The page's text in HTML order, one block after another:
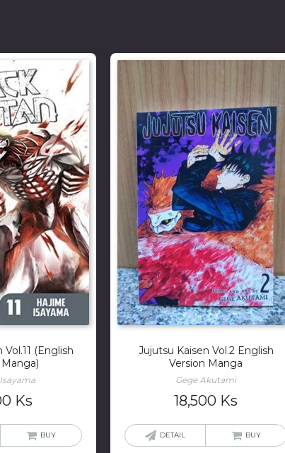
(English
Ks
BUY
Jujutsu Kaisen Vol.2 English
Version Manga
Gege Akutami
18,500 Ks
DETAIL BUY